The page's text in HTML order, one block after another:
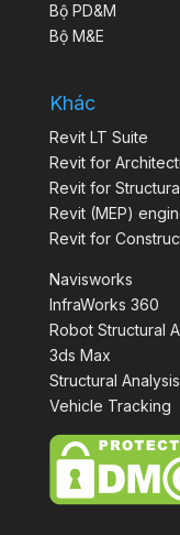
Bộ PD&M
Bộ M&E
Khác
Revit LT Suite
Revit for
Revit for
Revit (MEP)
Revit for
Navisworks
InfraWorks 360
Robot Structural
3ds Max
Structural
Vehicle Tracking